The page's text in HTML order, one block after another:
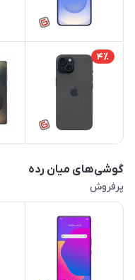
4٪
گوشی‌های میان رده
پرفروش